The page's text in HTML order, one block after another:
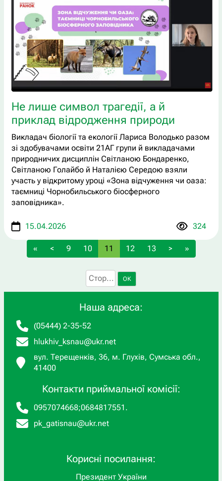
Не лише символ трагедії, а й
приклад відродження природи
Викладач біології та екології Лариса Володько разом
зі здобувачами освіти 21АГ групи й викладачами
природничих дисциплін Світланою Бондаренко,
Світланою Голайбо й Наталією Середою взяли
участь у відкритому уроці «Зона відчуження чи оаза:
таємниці Чорнобильського біосферного
заповідника».
15.04.2026 324
« < 9 10 11 12 13 > »
OK
Наша адреса:
(05444) 2-35-52
hlukhiv_ksnau@ukr.net
вул. Терещенків, 36, м. Глухів, Сумська обл.,
41400
Контакти приймальної комісії:
0957074668;0684817551 .
pk_gatisnau@ukr.net
Корисні посилання:
Президент України